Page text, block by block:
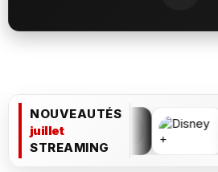
NOUVEAUTÉS
juillet
STREAMING